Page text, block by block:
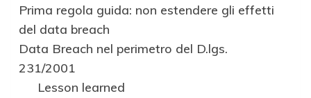
Prima regola guida: non estendere gli effetti
del data breach
Data Breach nel perimetro del D.lgs.
231/2001
Lesson learned